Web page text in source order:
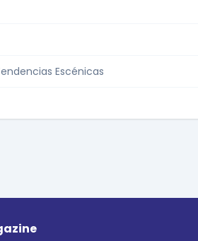
Escénicas